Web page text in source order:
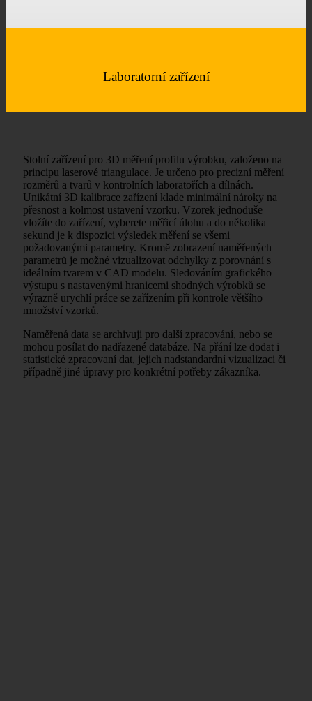
Laboratorní zařízení
Stolní zařízení pro 3D měření profilu výrobku, založeno na
principu laserové triangulace. Je určeno pro precizní měření
rozměrů a tvarů v kontrolních laboratořích a dílnách.
Unikátní 3D kalibrace zařízení klade minimální nároky na
přesnost a kolmost ustavení vzorku. Vzorek jednoduše
vložíte do zařízení, vyberete měřicí úlohu a do několika
sekund je k dispozici výsledek měření se všemi
požadovanými parametry. Kromě zobrazení naměřených
parametrů je možné vizualizovat odchylky z porovnání s
ideálním tvarem v CAD modelu. Sledováním grafického
výstupu s nastavenými hranicemi shodných výrobků se
výrazně urychlí práce se zařízením při kontrole většího
množství vzorků.
Naměřená data se archivuji pro další zpracování, nebo se
mohou posílat do nadřazené databáze. Na přání lze dodat i
statistické zpracovaní dat, jejich nadstandardní vizualizaci či
případně jiné úpravy pro konkrétní potřeby zákazníka.